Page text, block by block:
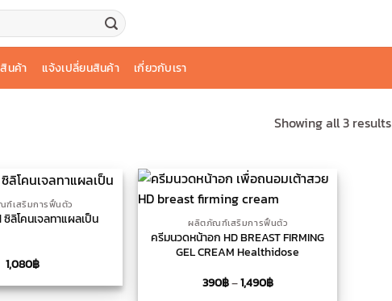
นค้า แจ้งเปลี่ยนสินค้า เกี่ยวกับเรา
Showing all 3 results
เสริมการฟื้นตัว
ลิโคนเจลทาแผลเป็น
1,080฿
+
ผลิตภัณฑ์เสริมการฟื้นตัว
ครีมนวดหน้าอก HD BREAST FIRMING
GEL CREAM Healthidose
390฿–1,490฿Price